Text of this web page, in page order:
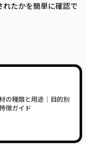
たかを簡単に確認で
の種類と用途｜目的別
徴ガイド